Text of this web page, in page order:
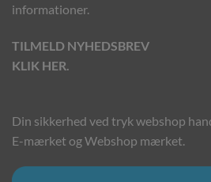
informationer.
TILMELD NYHEDSBREV
KLIK HER.
Din sikkerhed ved tryk webshop
E-mærket og Webshop mærket.